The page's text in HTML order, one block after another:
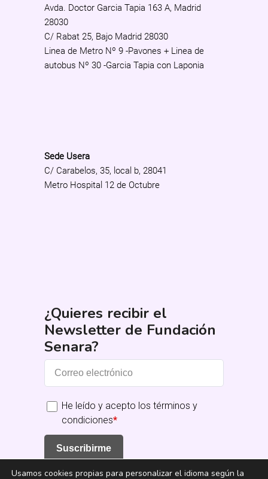
Avda. Doctor Garcia Tapia 163 A, Madrid
28030
C/ Rabat 25, Bajo Madrid 28030
Linea de Metro Nº 9 -Pavones + Linea de
autobus Nº 30 -Garcia Tapia con Laponia
Sede Usera
C/ Carabelos, 35, local b, 28041
Metro Hospital 12 de Octubre
¿Quieres recibir el
Newsletter de Fundación
Senara?
He leído y acepto los términos y
condiciones*
Suscribirme
Usamos cookies propias para personalizar el idioma según la